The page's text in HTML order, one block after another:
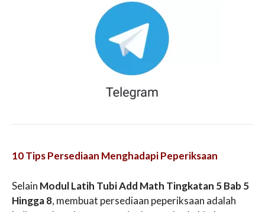
10 Tips Persediaan Menghadapi Peperiksaan
Selain Modul Latih Tubi Add Math Tingkatan 5 Bab 5
Hingga 8, membuat persediaan peperiksaan adalah